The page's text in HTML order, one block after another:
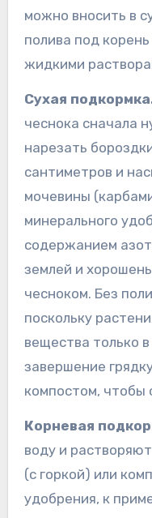
можно вносить в
полива под
жидкими
Сухая
чеснока сначала
нарезать
сантиметров и
мочевины
минерального
содержанием
землей и
чесноком. Без
поскольку
вещества только
завершение
компостом, чтобы
Корневая
воду и
(с горкой) или
удобрения, к